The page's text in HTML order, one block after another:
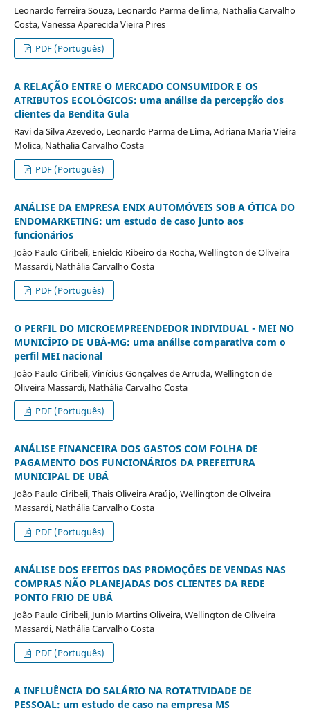
Leonardo ferreira Souza, Leonardo Parma de lima, Nathalia Carvalho
Costa, Vanessa Aparecida Vieira Pires
PDF (Português)
A RELAÇÃO ENTRE O MERCADO CONSUMIDOR E OS
ATRIBUTOS ECOLÓGICOS: uma análise da percepção dos
clientes da Bendita Gula
Ravi da Silva Azevedo, Leonardo Parma de Lima, Adriana Maria Vieira
Molica, Nathalia Carvalho Costa
PDF (Português)
ANÁLISE DA EMPRESA ENIX AUTOMÓVEIS SOB A ÓTICA DO
ENDOMARKETING: um estudo de caso junto aos
funcionários
João Paulo Ciribeli, Enielcio Ribeiro da Rocha, Wellington de Oliveira
Massardi, Nathália Carvalho Costa
PDF (Português)
O PERFIL DO MICROEMPREENDEDOR INDIVIDUAL - MEI NO
MUNICÍPIO DE UBÁ-MG: uma análise comparativa com o
perfil MEI nacional
João Paulo Ciribeli, Vinícius Gonçalves de Arruda, Wellington de
Oliveira Massardi, Nathália Carvalho Costa
PDF (Português)
ANÁLISE FINANCEIRA DOS GASTOS COM FOLHA DE
PAGAMENTO DOS FUNCIONÁRIOS DA PREFEITURA
MUNICIPAL DE UBÁ
João Paulo Ciribeli, Thais Oliveira Araújo, Wellington de Oliveira
Massardi, Nathália Carvalho Costa
PDF (Português)
ANÁLISE DOS EFEITOS DAS PROMOÇÕES DE VENDAS NAS
COMPRAS NÃO PLANEJADAS DOS CLIENTES DA REDE
PONTO FRIO DE UBÁ
João Paulo Ciribeli, Junio Martins Oliveira, Wellington de Oliveira
Massardi, Nathália Carvalho Costa
PDF (Português)
A INFLUÊNCIA DO SALÁRIO NA ROTATIVIDADE DE
PESSOAL: um estudo de caso na empresa MS